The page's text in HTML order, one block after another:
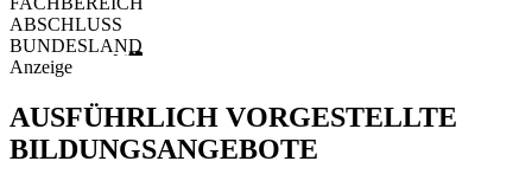
ABSCHLUSS
BUNDESLAND
Anzeige
AUSFÜHRLICH VORGESTELLTE
BILDUNGSANGEBOTE